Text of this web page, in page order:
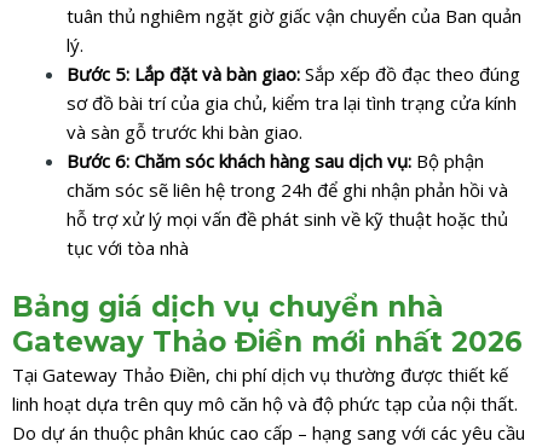
tuân thủ nghiêm ngặt giờ giấc vận chuyển của Ban quản
lý.
Bước 5: Lắp đặt và bàn giao: Sắp xếp đồ đạc theo đúng
sơ đồ bài trí của gia chủ, kiểm tra lại tình trạng cửa kính
và sàn gỗ trước khi bàn giao.
Bước 6: Chăm sóc khách hàng sau dịch vụ: Bộ phận
chăm sóc sẽ liên hệ trong 24h để ghi nhận phản hồi và
hỗ trợ xử lý mọi vấn đề phát sinh về kỹ thuật hoặc thủ
tục với tòa nhà
Bảng giá dịch vụ chuyển nhà
Gateway Thảo Điền mới nhất 2026
Tại Gateway Thảo Điền, chi phí dịch vụ thường được thiết kế
linh hoạt dựa trên quy mô căn hộ và độ phức tạp của nội thất.
Do dự án thuộc phân khúc cao cấp – hạng sang với các yêu cầu